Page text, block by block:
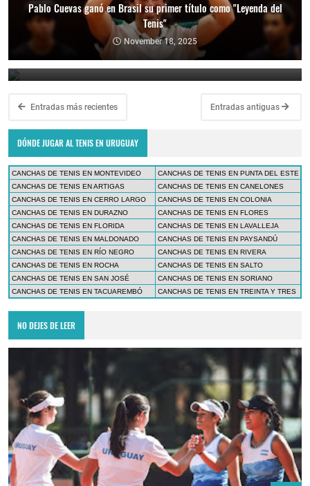
Pablo Cuevas ganó en Brasil su primer título como "Leyenda del
Tenis"
November 18, 2025
Copa Davis 2024: Uruguay enfrentará a Bolivia como visitante por
el Grupo Mundial II
February 10, 2024
Entradas más recientes Entradas antiguas
DÓNDE JUGAR AL TENIS EN URUGUAY
CANCHAS DE TENIS EN MONTEVIDEO
CANCHAS DE TENIS EN PUNTA DEL ESTE
CANCHAS DE TENIS EN ARTIGAS
CANCHAS DE TENIS EN CANELONES
CANCHAS DE TENIS EN CERRO LARGO
CANCHAS DE TENIS EN COLONIA
CANCHAS DE TENIS EN DURAZNO
CANCHAS DE TENIS EN FLORES
CANCHAS DE TENIS EN FLORIDA
CANCHAS DE TENIS EN LAVALLEJA
CANCHAS DE TENIS EN MALDONADO
CANCHAS DE TENIS EN PAYSANDÚ
CANCHAS DE TENIS EN RÍO NEGRO
CANCHAS DE TENIS EN RIVERA
CANCHAS DE TENIS EN ROCHA
CANCHAS DE TENIS EN SALTO
CANCHAS DE TENIS EN SAN JOSÉ
CANCHAS DE TENIS EN SORIANO
CANCHAS DE TENIS EN TACUAREMBÓ
CANCHAS DE TENIS EN TREINTA Y TRES
NO DEJES DE LEER